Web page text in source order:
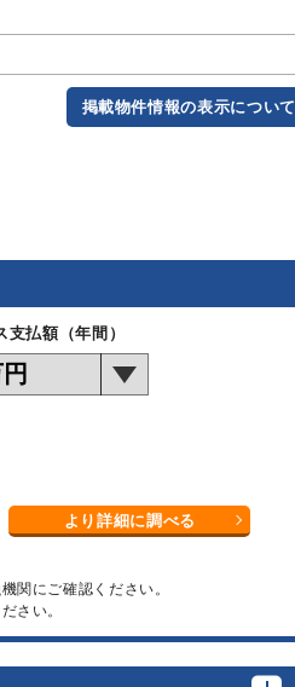
掲載物件情報の表示について
支払額（年間）
より詳細に調べる
関にご確認ください。
さい。